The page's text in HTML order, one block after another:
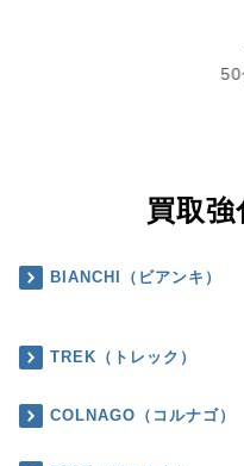
買取
BIANCHI（ビアンキ）
TREK（トレック）
COLNAGO（コルナゴ）